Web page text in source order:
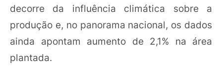
decorre da influência climática sobre a
produção e, no panorama nacional, os dados
ainda apontam aumento de 2,1% na área
plantada.